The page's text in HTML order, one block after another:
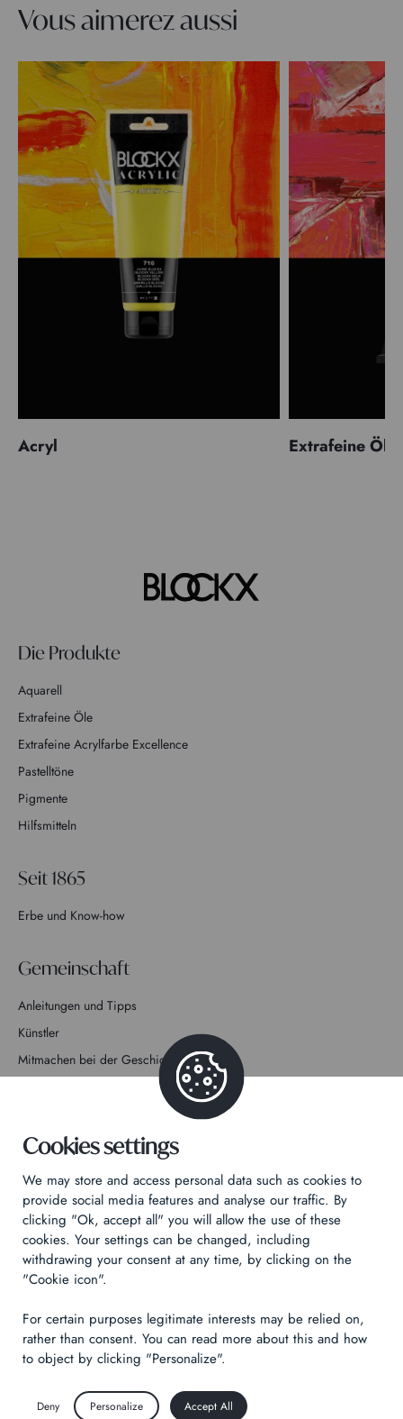
Vous aimerez aussi
Acryl Extrafeine Öle
Die Produkte
Aquarell
Extrafeine Öle
Extrafeine Acrylfarbe Excellence
Pastelltöne
Pigmente
Hilfsmitteln
Seit 1865
Erbe und Know-how
Gemeinschaft
Anleitungen und Tipps
Künstler
Mitmachen bei der Geschichte
Datenschutzrichtlinie
Rechtliche Hinweise
Technical & Legal informations
Made byIzhak
Cookies settings
We may store and access personal data such as cookies to
provide social media features and analyse our traffic. By
clicking "Ok, accept all" you will allow the use of these
cookies. Your settings can be changed, including
withdrawing your consent at any time, by clicking on the
"Cookie icon".
For certain purposes legitimate interests may be relied on,
rather than consent. You can read more about this and how
to object by clicking "Personalize".
Deny Personalize Accept All